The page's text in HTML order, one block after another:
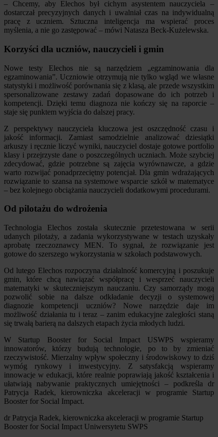
– Chcemy, aby Elechos był cichym asystentem nauczyciela –
dostarczał precyzyjnych danych i uwalniał czas na indywidualną
pracę z uczniem. Sztuczna inteligencja ma wspierać proces
myślenia, a nie go zastępować – mówi Natasza Beck-Kużelewska.
Korzyści dla uczniów, nauczycieli i gmin
Nowe testy Elechos nie są narzędziem „egzaminowania dla
egzaminowania”. Uczniowie otrzymują nie tylko wgląd we własne
statystyki i możliwość porównania się z klasą, ale przede wszystkim
spersonalizowane zestawy zadań dopasowane do ich potrzeb i
kompetencji. Dzięki temu diagnoza nie kończy się na raporcie –
staje się punktem wyjścia do dalszej pracy.
Z perspektywy nauczyciela kluczowa jest oszczędność czasu i
jakość informacji. Zamiast samodzielnie analizować dziesiątki
arkuszy i ręcznie liczyć wyniki, nauczyciel dostaje gotowe portfolio
klasy i przejrzyste dane o poszczególnych uczniach. Może szybciej
zdecydować, gdzie potrzebne są zajęcia wyrównawcze, a gdzie
warto rozwijać ponadprzeciętny potencjał. Dla gmin wdrażających
rozwiązanie to szansa na systemowe wsparcie szkół w matematyce
– bez kolejnego obciążania nauczycieli dodatkowymi procedurami.
Od pilotażu do wdrożenia
Technologia Elechos została skutecznie przetestowana w serii
udanych pilotaży, a zadania wykorzystywane w testach uzyskały
aprobatę rzeczoznawcy MEN. To sygnał, że rozwiązanie jest
gotowe do szerszego wykorzystania w szkołach podstawowych.
Od lutego Elechos rozpoczyna działalność komercyjną i poszukuje
gmin, które chcą nawiązać współpracę i wesprzeć nauczycieli
matematyki w skuteczniejszym nauczaniu. Czy samorządy mogą
pozwolić sobie na dalsze odkładanie decyzji o systemowej
diagnozie kompetencji uczniów? Nowe narzędzie daje im
możliwość działania tu i teraz – zanim edukacyjne zaległości staną
się trwałą barierą na dalszych etapach życia młodych ludzi.
W Startup Booster for Social Impact USWPS wspieramy
innowatorów, którzy budują technologie, po to by zmieniać
rzeczywistość. Mierzalny wpływ społeczny i środowiskowy to dziś
wymóg rynkowy i inwestycyjny. Z satysfakcją wspieramy
innowacje w edukacji, które realnie poprawiają jakość kształcenia i
ułatwiają nabywanie praktycznych umiejętności – podkreśla dr
Patrycja Radek, kierowniczka akceleracji w programie Startup
Booster for Social Impact.
dr Patrycja Radek, kierowniczka akceleracji w programie Startup
Booster for Social Impact Uniwersytetu SWPS